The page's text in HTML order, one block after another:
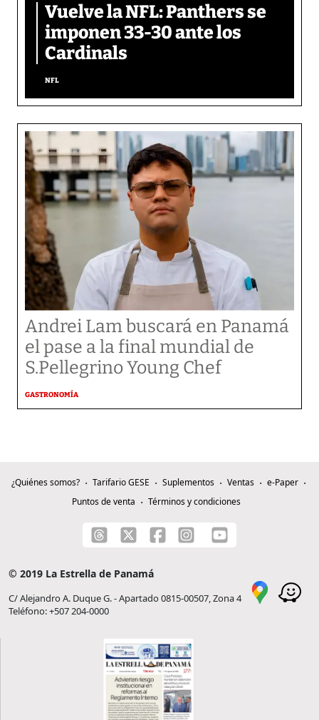
Vuelve la NFL: Panthers se
imponen 33-30 ante los
Cardinals
NFL
Andrei Lam buscará en Panamá
el pase a la final mundial de
S.Pellegrino Young Chef
GASTRONOMÍA
¿Quiénes somos? Tarifario GESE Suplementos Ventas
e-Paper
Puntos de venta
Términos y condiciones
© 2019 La Estrella de Panamá
C/ Alejandro A. Duque G. - Apartado 0815-00507, Zona 4
Teléfono: +507 204-0000